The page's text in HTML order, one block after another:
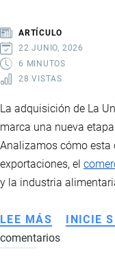
POR
MARCAS
ARTÍCULO
22 JUNIO, 2026
6 MINUTOS
28 VISTAS
La adquisición de La
marca una nueva
Analizamos cómo esta
exportaciones, el
y la industria
LEE MÁS SOBRE
GRUPO
INICIE
comentarios